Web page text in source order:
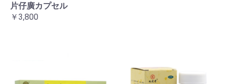
片仔廣カプセル
￥3,800